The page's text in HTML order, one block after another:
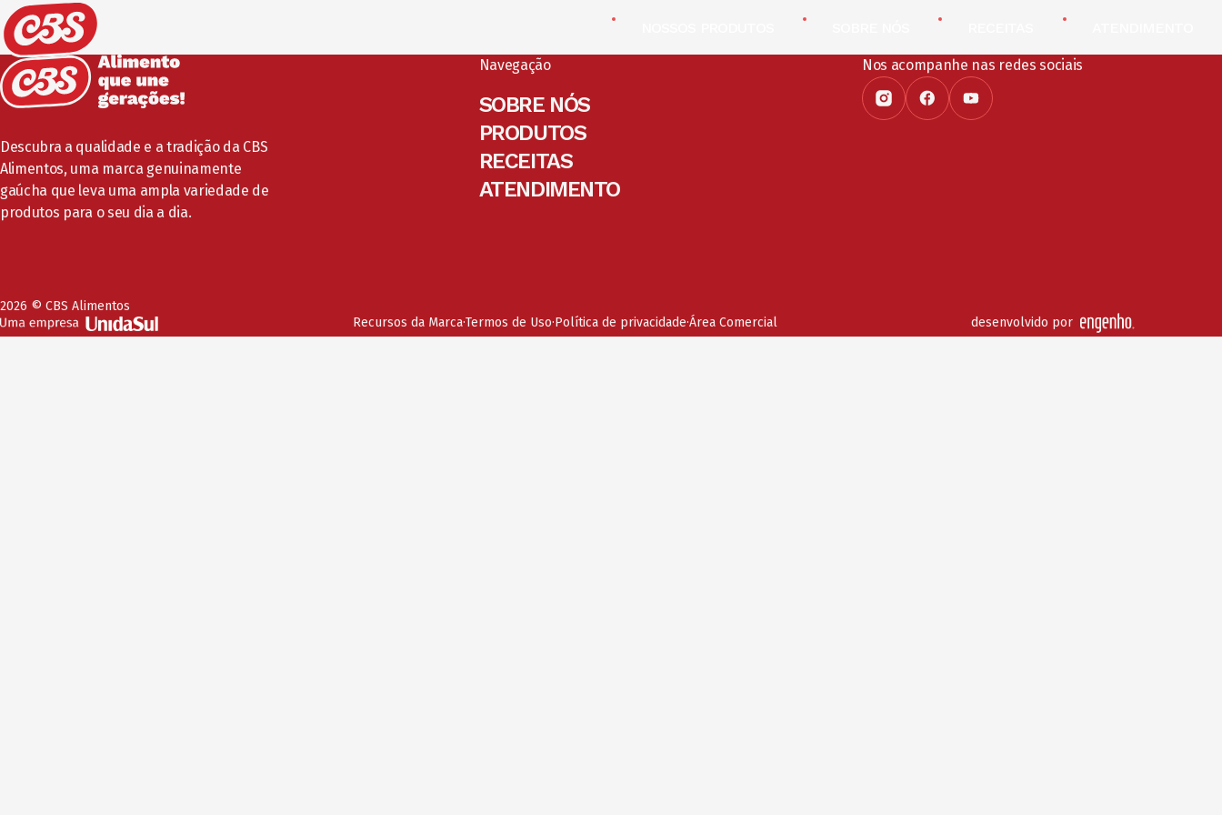
Descubra a qualidade e a tradição da CBS
Alimentos, uma marca genuinamente
gaúcha que leva uma ampla variedade de
produtos para o seu dia a dia.
Navegação
SOBRE NÓS
PRODUTOS
RECEITAS
ATENDIMENTO
Nos acompanhe nas redes sociais
2026 © CBS Alimentos
Recursos da Marca Termos de Uso Política de privacidade Área Comercial desenvolvido por